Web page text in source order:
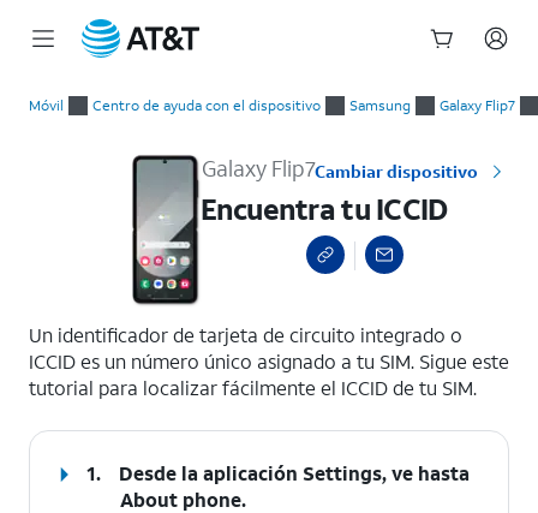
Móvil Centro de ayuda con el dispositivo Samsung Galaxy Flip7
Galaxy Flip7Cambiar dispositivo
Encuentra tu ICCID
Un identificador de tarjeta de circuito integrado o
ICCID es un número único asignado a tu SIM. Sigue este
tutorial para localizar fácilmente el ICCID de tu SIM.
1.
Desde la aplicación Settings, ve hasta
About phone.